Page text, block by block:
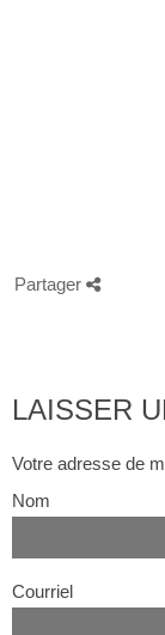
Partager
LAISSER
Votre adresse de
Nom
Courriel